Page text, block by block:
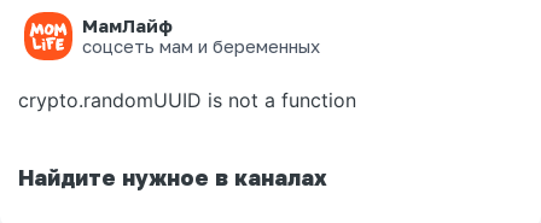
МамЛайф
соцсеть мам и беременных
Ошибка на странице
crypto.randomUUID is not a function
Найдите нужное в каналах